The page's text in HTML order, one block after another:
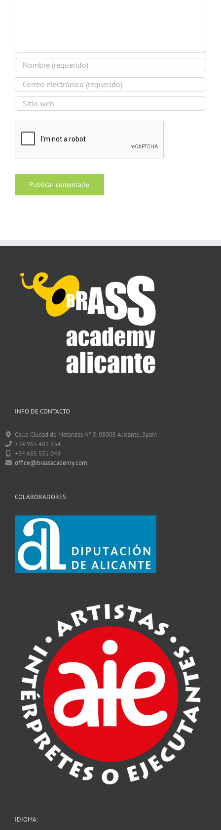
INFO DE CONTACTO
Calle Ciudad de Matanzas Nº 5. 03005 Alicante, Spain
+34 965 481 934
+34 685 551 049
office@brassacademy.com
COLABORADORES
IDIOMA: